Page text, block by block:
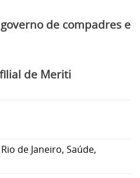
de compadres e
de Meriti
Rio de Janeiro, Saúde,